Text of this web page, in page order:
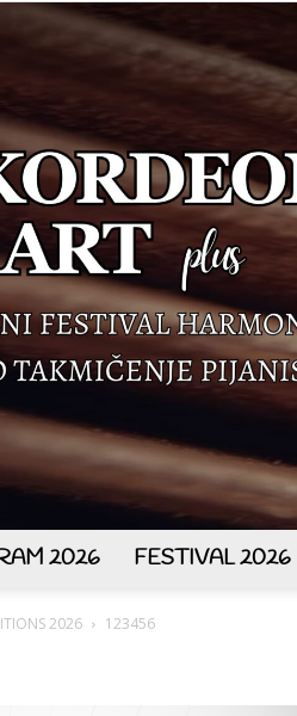
2026 FESTIVAL 2026
2026 123456